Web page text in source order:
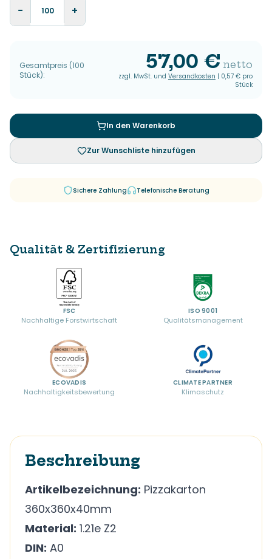
− +
Gesamtpreis (100
Stück):
57,00 € netto
zzgl. MwSt. und Versandkosten | 0,57 € pro
Stück
In den Warenkorb
Zur Wunschliste hinzufügen
Sichere Zahlung Telefonische Beratung
Qualität & Zertifizierung
FSC
Nachhaltige Forstwirtschaft
ISO 9001
Qualitätsmanagement
ECOVADIS
Nachhaltigkeitsbewertung
CLIMATE PARTNER
Klimaschutz
Beschreibung
Artikelbezeichnung: Pizzakarton
360x360x40mm
Material: 1.21e Z2
DIN: A0